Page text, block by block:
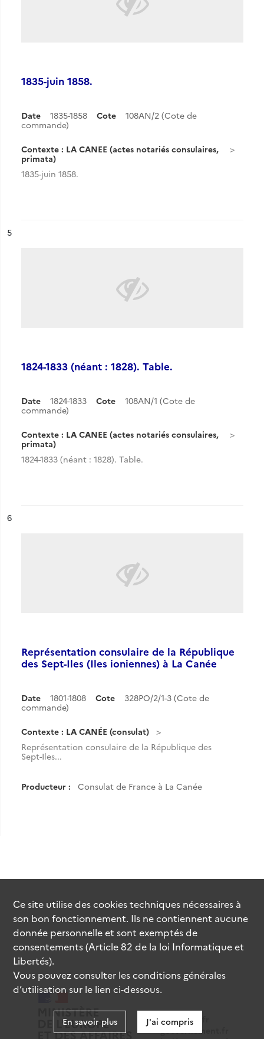
1835-juin 1858.
Date 1835-1858 Cote
108AN/2 (Cote de
commande)
Contexte : LA CANEE (actes notariés consulaires,
primata)
1835-juin 1858.
n°
5
1824-1833 (néant : 1828). Table.
Date 1824-1833 Cote
108AN/1 (Cote de
commande)
Contexte : LA CANEE (actes notariés consulaires,
primata)
1824-1833 (néant : 1828). Table.
n°
6
Représentation consulaire de la République
des Sept-Iles (Iles ioniennes) à La Canée
Date 1801-1808 Cote
328PO/2/1-3 (Cote de
commande)
Contexte : LA CANÉE (consulat)
Représentation consulaire de la République des
Sept-Iles...
Producteur : Consulat de France à La Canée
data.gouv.fr
gouvernement.fr
Ce site utilise descookiestechniques nécessaires à
son bon fonctionnement. Ils ne contiennent aucune
donnée personnelle et sont exemptés de
consentements (Article 82 de la loi Informatique et
Libertés).
Vous pouvez consulter les conditions générales
d’utilisation sur le lien ci-dessous.
En savoir plus J'ai compris